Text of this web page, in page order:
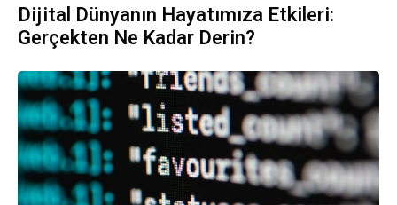
Dijital Dünyanın Hayatımıza Etkileri:
Gerçekten Ne Kadar Derin?